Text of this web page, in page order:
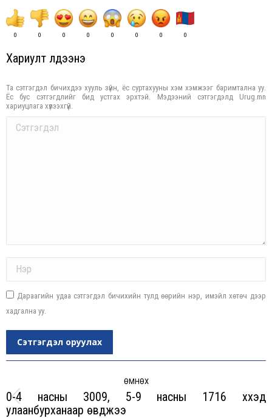
0 0 0 0 0 0 0 0
Хариулт үлдээнэ үү
Та сэтгэгдэл бичихдээ хууль зүйн, ёс суртахууны хэм хэмжээг баримтална уу.
Ёс бус сэтгэгдлийг бид устгах эрхтэй. Мэдээний сэтгэгдэлд Urug.mn
хариуцлага хүлээхгүй.
Comment
Дараагийн удаа сэтгэгдэл бичихийн тулд өөрийн нэр, имэйл хөтөч дээр
хадгална уу.
Сэтгэгдэл оруулах
navigation
ӨМНӨХ
Previous
0-4 насны 3009, 5-9 насны 1716 хүүхэд
улаанбурханаар өвджээ